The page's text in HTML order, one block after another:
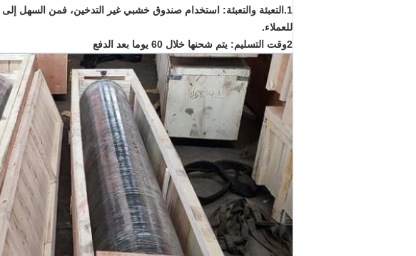
1.التعبئة والتعبئة: استخدام صندوق خشبي غير التدخين، فمن السهل
للعملاء.
2وقت التسليم: يتم شحنها خلال 60 يوما بعد الدفع